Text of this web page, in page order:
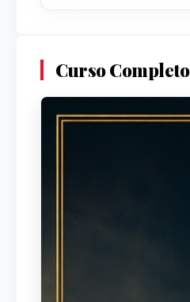
Curso Completo